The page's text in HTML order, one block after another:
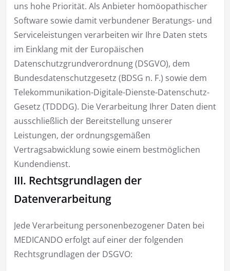
uns hohe Priorität. Als Anbieter homöopathischer
Software sowie damit verbundener Beratungs- und
Serviceleistungen verarbeiten wir Ihre Daten stets
im Einklang mit der Europäischen
Datenschutzgrundverordnung (DSGVO), dem
Bundesdatenschutzgesetz (BDSG n. F.) sowie dem
Telekommunikation-Digitale-Dienste-Datenschutz-
Gesetz (TDDDG). Die Verarbeitung Ihrer Daten dient
ausschließlich der Bereitstellung unserer
Leistungen, der ordnungsgemäßen
Vertragsabwicklung sowie einem bestmöglichen
Kundendienst.
III. Rechtsgrundlagen der
Datenverarbeitung
Jede Verarbeitung personenbezogener Daten bei
MEDICANDO erfolgt auf einer der folgenden
Rechtsgrundlagen der DSGVO: